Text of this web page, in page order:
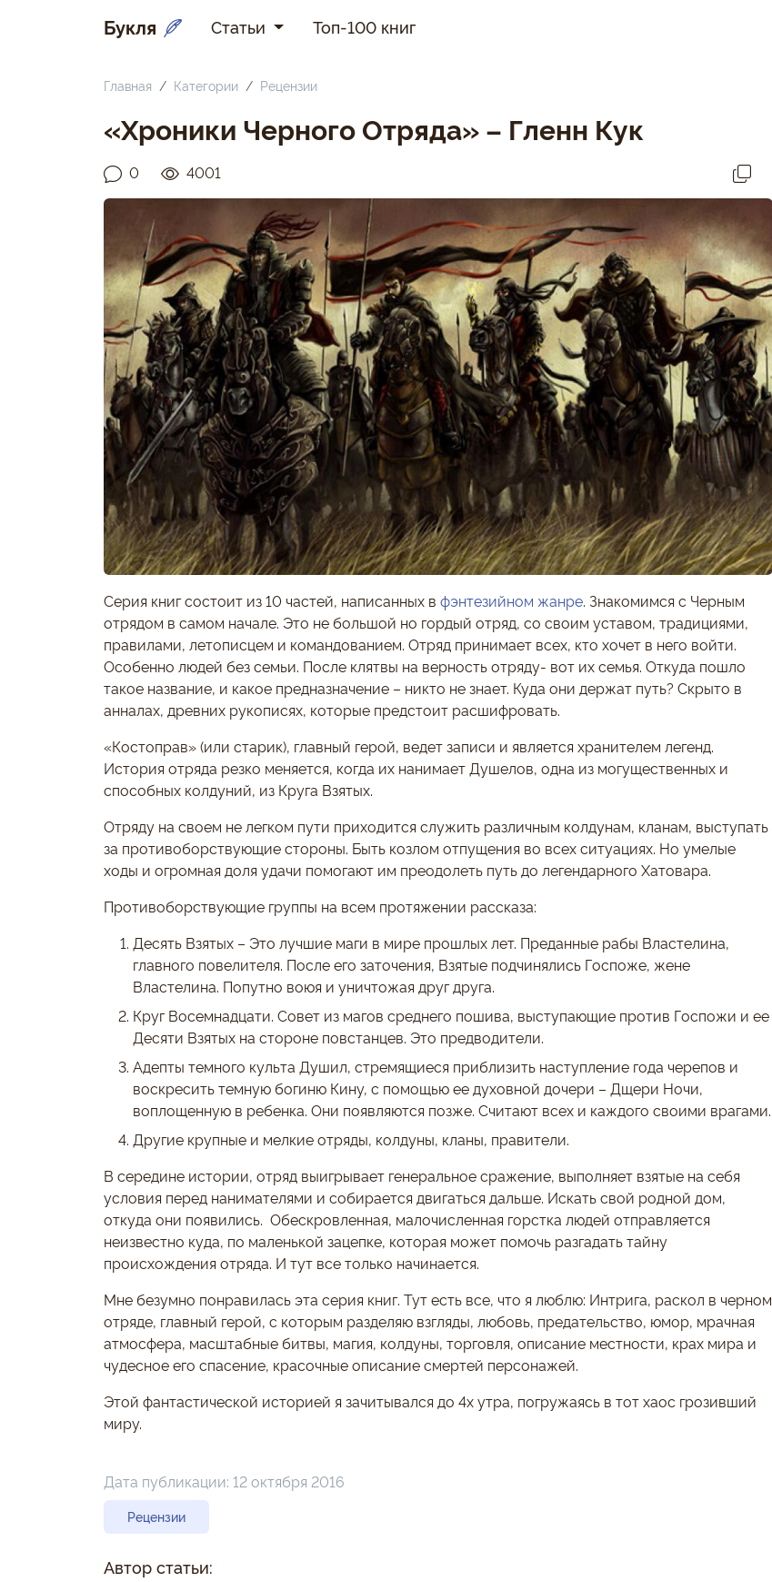
Букля Статьи Топ-100 книг
Главная Категории Рецензии
«Хроники Черного Отряда» – Гленн Кук
0 4001
Серия книг состоит из 10 частей, написанных в фэнтезийном жанре. Знакомимся с Черным
отрядом в самом начале. Это не большой но гордый отряд, со своим уставом, традициями,
правилами, летописцем и командованием. Отряд принимает всех, кто хочет в него войти.
Особенно людей без семьи. После клятвы на верность отряду- вот их семья. Откуда пошло
такое название, и какое предназначение – никто не знает. Куда они держат путь? Скрыто в
анналах, древних рукописях, которые предстоит расшифровать.
«Костоправ» (или старик), главный герой, ведет записи и является хранителем легенд.
История отряда резко меняется, когда их нанимает Душелов, одна из могущественных и
способных колдуний, из Круга Взятых.
Отряду на своем не легком пути приходится служить различным колдунам, кланам, выступать
за противоборствующие стороны. Быть козлом отпущения во всех ситуациях. Но умелые
ходы и огромная доля удачи помогают им преодолеть путь до легендарного Хатовара.
Противоборствующие группы на всем протяжении рассказа:
Десять Взятых – Это лучшие маги в мире прошлых лет. Преданные рабы Властелина,
главного повелителя. После его заточения, Взятые подчинялись Госпоже, жене
Властелина. Попутно воюя и уничтожая друг друга.
Круг Восемнадцати. Совет из магов среднего пошива, выступающие против Госпожи и ее
Десяти Взятых на стороне повстанцев. Это предводители.
Адепты темного культа Душил, стремящиеся приблизить наступление года черепов и
воскресить темную богиню Кину, с помощью ее духовной дочери – Дщери Ночи,
воплощенную в ребенка. Они появляются позже. Считают всех и каждого своими врагами.
Другие крупные и мелкие отряды, колдуны, кланы, правители.
В середине истории, отряд выигрывает генеральное сражение, выполняет взятые на себя
условия перед нанимателями и собирается двигаться дальше. Искать свой родной дом,
откуда они появились. Обескровленная, малочисленная горстка людей отправляется
неизвестно куда, по маленькой зацепке, которая может помочь разгадать тайну
происхождения отряда. И тут все только начинается.
Мне безумно понравилась эта серия книг. Тут есть все, что я люблю: Интрига, раскол в черном
отряде, главный герой, с которым разделяю взгляды, любовь, предательство, юмор, мрачная
атмосфера, масштабные битвы, магия, колдуны, торговля, описание местности, крах мира и
чудесное его спасение, красочные описание смертей персонажей.
Этой фантастической историей я зачитывался до 4х утра, погружаясь в тот хаос грозивший
миру.
Дата публикации: 12 октября 2016
Рецензии
Автор статьи: